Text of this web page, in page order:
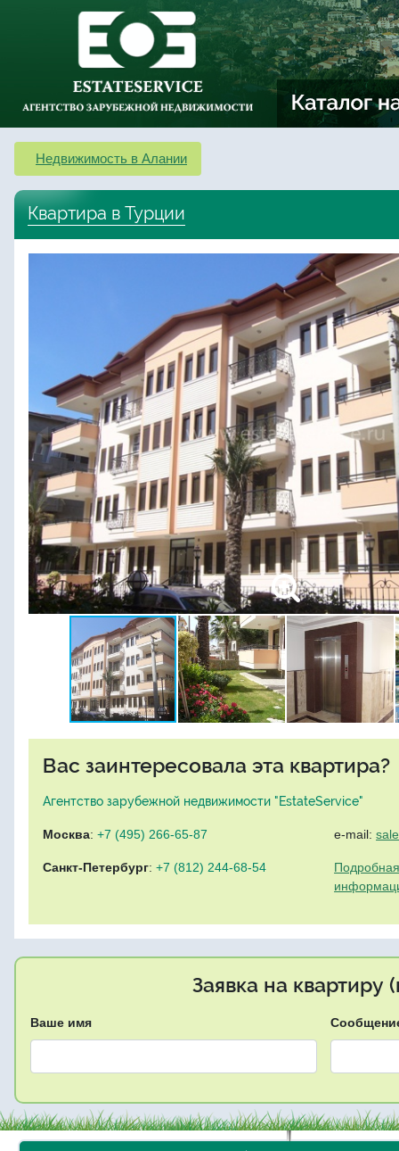
Недвижимость в Алании
Квартира в Турции
Вас заинтересовала эта квартира?
Агентство зарубежной недвижимости "EstateService"
Москва: +7 (495) 266-65-87
Санкт-Петербург: +7 (812) 244-68-54
e-mail:
Заявка на квартиру
Ваше имя